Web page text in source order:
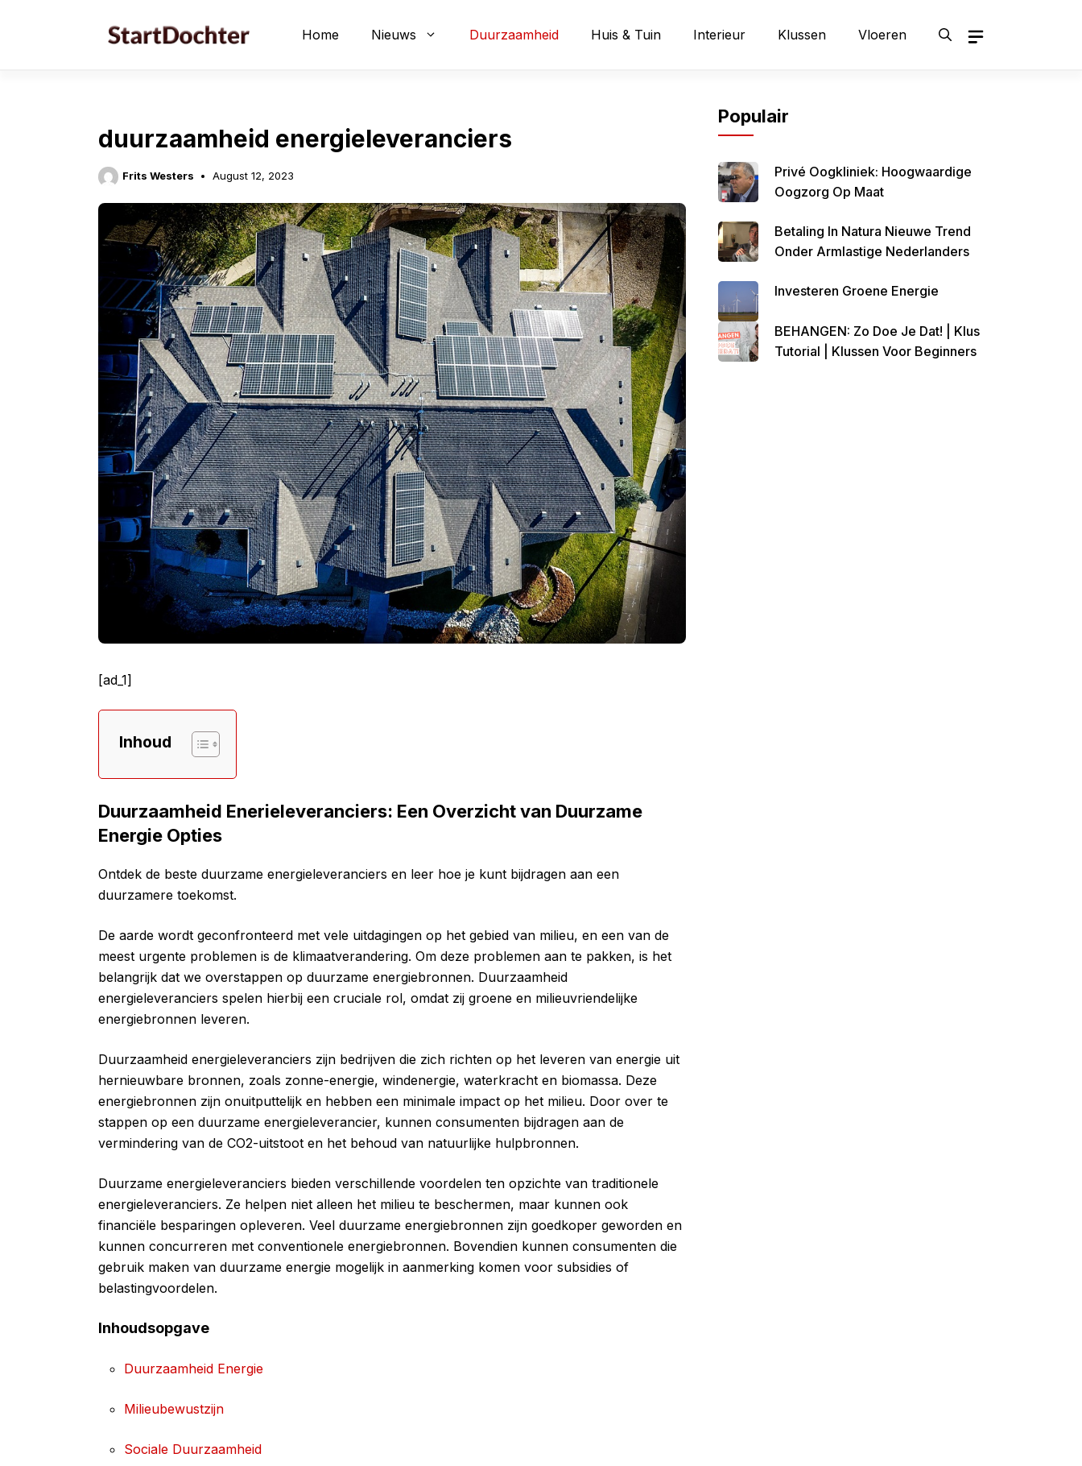
Home Nieuws Duurzaamheid Huis & Tuin Interieur Klussen Vloeren
duurzaamheid energieleveranciers
Frits Westers August 12, 2023
[ad_1]
Inhoud
Duurzaamheid Enerieleveranciers: Een Overzicht van Duurzame
Energie Opties
Ontdek de beste duurzame energieleveranciers en leer hoe je kunt bijdragen aan een
duurzamere toekomst.
De aarde wordt geconfronteerd met vele uitdagingen op het gebied van milieu, en een van de
meest urgente problemen is de klimaatverandering. Om deze problemen aan te pakken, is het
belangrijk dat we overstappen op duurzame energiebronnen. Duurzaamheid
energieleveranciers spelen hierbij een cruciale rol, omdat zij groene en milieuvriendelijke
energiebronnen leveren.
Duurzaamheid energieleveranciers zijn bedrijven die zich richten op het leveren van energie uit
hernieuwbare bronnen, zoals zonne-energie, windenergie, waterkracht en biomassa. Deze
energiebronnen zijn onuitputtelijk en hebben een minimale impact op het milieu. Door over te
stappen op een duurzame energieleverancier, kunnen consumenten bijdragen aan de
vermindering van de CO2-uitstoot en het behoud van natuurlijke hulpbronnen.
Duurzame energieleveranciers bieden verschillende voordelen ten opzichte van traditionele
energieleveranciers. Ze helpen niet alleen het milieu te beschermen, maar kunnen ook
financiële besparingen opleveren. Veel duurzame energiebronnen zijn goedkoper geworden en
kunnen concurreren met conventionele energiebronnen. Bovendien kunnen consumenten die
gebruik maken van duurzame energie mogelijk in aanmerking komen voor subsidies of
belastingvoordelen.
Inhoudsopgave
Duurzaamheid Energie
Milieubewustzijn
Sociale Duurzaamheid
Populair
Privé Oogkliniek: Hoogwaardige
Oogzorg Op Maat
Betaling In Natura Nieuwe Trend
Onder Armlastige Nederlanders
Investeren Groene Energie
BEHANGEN: Zo Doe Je Dat! | Klus
Tutorial | Klussen Voor Beginners